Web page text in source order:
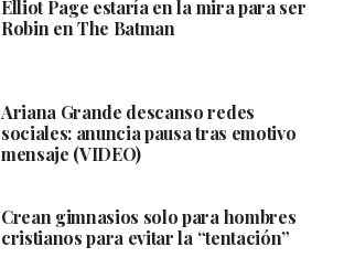
Elliot Page estaría en la mira para ser
Robin en The Batman
Ariana Grande descanso redes
sociales: anuncia pausa tras emotivo
mensaje (VIDEO)
Crean gimnasios solo para hombres
cristianos para evitar la “tentación”